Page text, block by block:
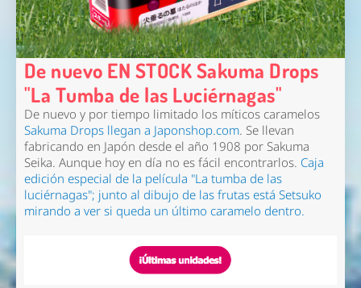
De nuevo EN STOCK Sakuma Drops
"La Tumba de las Luciérnagas"
De nuevo y por tiempo limitado los míticos caramelos
Sakuma Drops llegan a Japonshop.com. Se llevan
fabricando en Japón desde el año 1908 por Sakuma
Seika. Aunque hoy en día no es fácil encontrarlos. Caja
edición especial de la película "La tumba de las
luciérnagas"; junto al dibujo de las frutas está Setsuko
mirando a ver si queda un último caramelo dentro.